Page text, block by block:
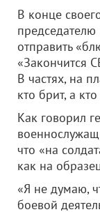
В конце
отправить
«Закончится
В частях, на
кто брит, а
Как говорил
что «на
как на
«Я не думаю,
боевой